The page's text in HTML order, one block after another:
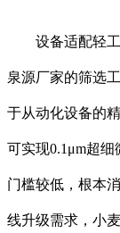
设备适配轻工
泉源厂家的筛选
于从动化设备的
可实现0.1μm超
门槛较低，根本
线升级需求，小